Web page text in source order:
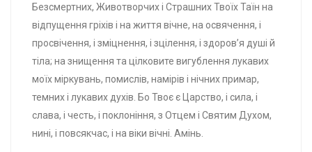
Безсмертних, Животворчих і Страшних Твоїх Таїн на
відпущення гріхів і на життя вічне, на освячення, і
просвічення, і зміцнення, і зцілення, і здоров’я душі й
тіла; на знищення та цілковите вигублення лукавих
моїх міркувань, помислів, намірів і нічних примар,
темних і лукавих духів. Бо Твоє є Царство, і сила, і
слава, і честь, і поклоніння, з Отцем і Святим Духом,
нині, і повсякчас, і на віки вічні. Амінь.